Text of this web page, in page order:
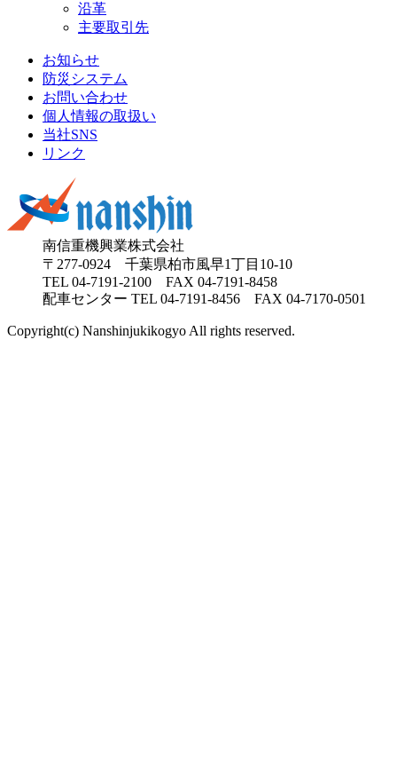
沿革
主要取引先
お知らせ
防災システム
お問い合わせ
個人情報の取扱い
当社SNS
リンク
南信重機興業株式会社
〒277-0924 千葉県柏市風早1丁目10-10
TEL 04-7191-2100 FAX 04-7191-8458
配車センター TEL 04-7191-8456 FAX 04-7170-0501
Copyright(c) Nanshinjukikogyo All rights reserved.